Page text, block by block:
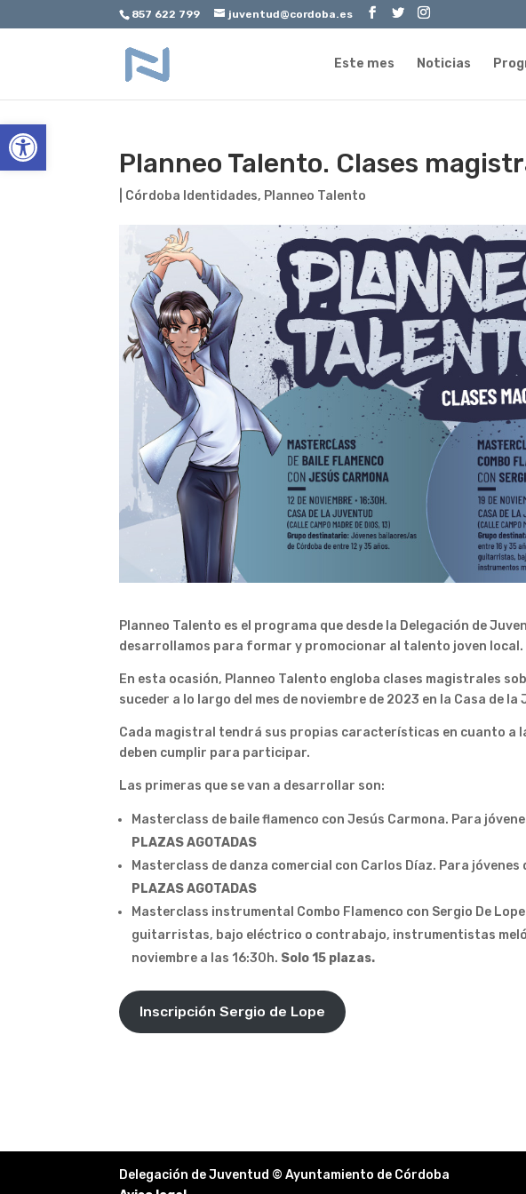
Abrir barra de herramientas
857 622 799 juventud@cordoba.es
Este mes Noticias
Planneo Talento. Clases
Córdoba Identidades, Planneo Talento
Planneo Talento es el programa que desde la Delegación de
desarrollamos para formar y promocionar al talento joven local.
En esta ocasión, Planneo Talento engloba clases magistrales
suceder a lo largo del mes de noviembre de 2023 en la Casa de la
Cada magistral tendrá sus propias características en cuanto a
deben cumplir para participar.
Las primeras que se van a desarrollar son:
Masterclass de baile flamenco con Jesús Carmona. Para
PLAZAS AGOTADAS
Masterclass de danza comercial con Carlos Díaz. Para jóvenes
PLAZAS AGOTADAS
Masterclass instrumental Combo Flamenco con Sergio De
guitarristas, bajo eléctrico o contrabajo, instrumentistas
noviembre a las 16:30h. Solo 15 plazas.
Inscripción Sergio de Lope
Delegación de Juventud © Ayuntamiento de Córdoba